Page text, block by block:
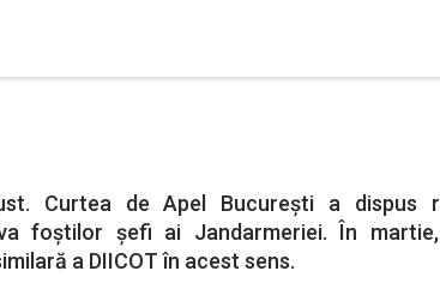
Curtea de Apel București a dispus
foștilor șefi ai Jandarmeriei. În
a DIICOT în acest sens.